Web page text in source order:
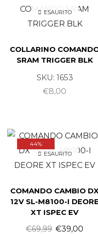
ESAURITO
COLLARINO
SRAM TRIGGER BLK
SKU: 1653
€8,00
44%
ESAURITO
COMANDO CAMBIO
12V SL-M8100-I DEORE
XT ISPEC EV
€69,99 €39,00